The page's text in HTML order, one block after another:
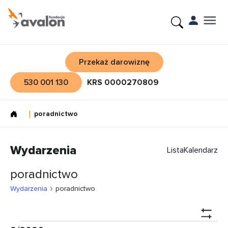
Przekaż darowiznę
530 001 130
KRS 0000270809
poradnictwo
Wydarzenia ListaKalendarz
poradnictwo
Wydarzenia poradnictwo
Show